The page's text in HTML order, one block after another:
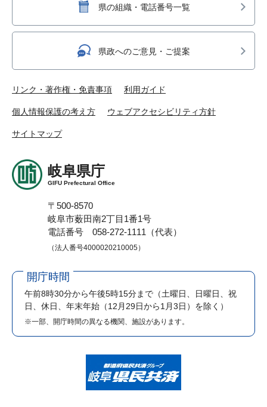
県の組織・電話番号一覧
県政へのご意見・ご提案
リンク・著作権・免責事項 利用ガイド
個人情報保護の考え方 ウェブアクセシビリティ方針
サイトマップ
岐阜県庁
GIFU Prefectural Office
〒500-8570
岐阜市薮田南2丁目1番1号
電話番号 058-272-1111（代表）
（法人番号4000020210005）
開庁時間
午前8時30分から午後5時15分まで （土曜日、日曜日、祝
日、休日、年末年始（12月29日から1月3日）を除く）
※一部、開庁時間の異なる機関、施設があります。